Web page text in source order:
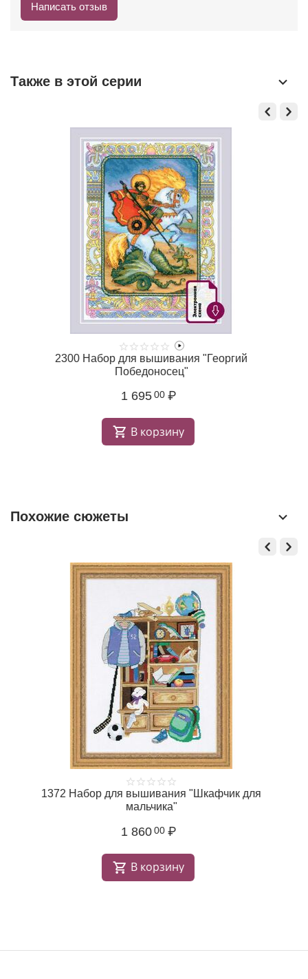
Написать отзыв
Также в этой серии
2300 Набор для вышивания "Георгий
Победоносец"
1 695 00 ₽
В корзину
Похожие сюжеты
1372 Набор для вышивания "Шкафчик для
мальчика"
1 860 00 ₽
В корзину